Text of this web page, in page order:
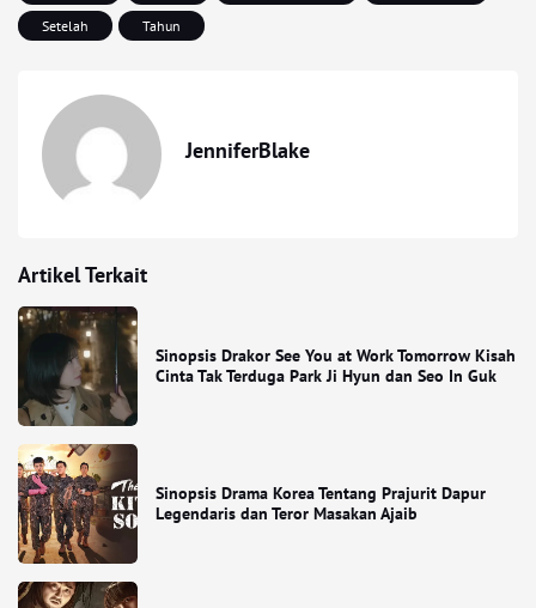
Setelah
Tahun
JenniferBlake
Artikel Terkait
Sinopsis Drakor See You at Work Tomorrow Kisah
Cinta Tak Terduga Park Ji Hyun dan Seo In Guk
Sinopsis Drama Korea Tentang Prajurit Dapur
Legendaris dan Teror Masakan Ajaib